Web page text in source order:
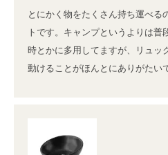
とにかく物をたくさん持ち運べる
トです。キャンプというよりは
時とかに多用してますが、リュッ
動けることがほんとにありがたい